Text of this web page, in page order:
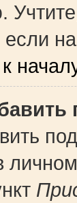
на